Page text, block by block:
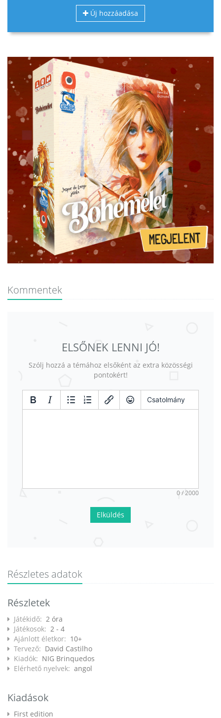
Új hozzáadása
Kommentek
ELSŐNEK LENNI JÓ!
Szólj hozzá a témához elsőként az extra közösségi
pontokért!
Csatolmány
0 / 2000
Elküldés
Részletes adatok
Részletek
Játékidő: 2 óra
Játékosok: 2 - 4
Ajánlott életkor: 10+
Tervező: David Castilho
Kiadók: NIG Brinquedos
Elérhető nyelvek: angol
Kiadások
First edition